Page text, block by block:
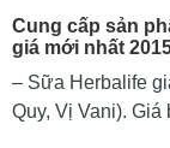
Cung cấp sản
giá mới nhất
– Sữa Herbalife
Quy, Vị Vani). Giá